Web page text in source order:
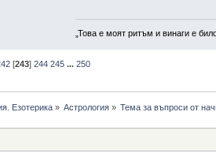
„Това е моят ритъм и винаги е
[243]244 245 ...250
Езотерика» Астрология» Тема за въпроси от